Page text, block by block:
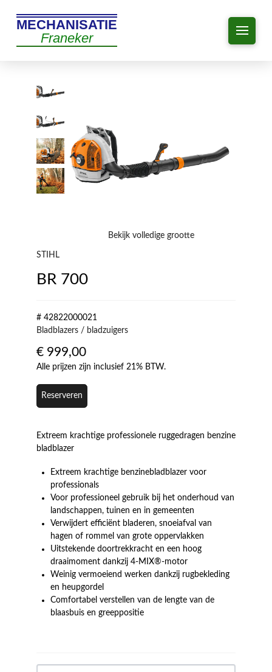
MECHANISATIE
Franeker
Bekijk volledige grootte
STIHL
BR 700
# 42822000021
Bladblazers / bladzuigers
€ 999,00
Alle prijzen zijn inclusief 21% BTW.
Reserveren
Extreem krachtige professionele ruggedragen benzine
bladblazer
Extreem krachtige benzinebladblazer voor
professionals
Voor professioneel gebruik bij het onderhoud van
landschappen, tuinen en in gemeenten
Verwijdert efficiënt bladeren, snoeiafval van
hagen of rommel van grote oppervlakken
Uitstekende doortrekkracht en een hoog
draaimoment dankzij 4-MIX®-motor
Weinig vermoeiend werken dankzij rugbekleding
en heupgordel
Comfortabel verstellen van de lengte van de
blaasbuis en greeppositie